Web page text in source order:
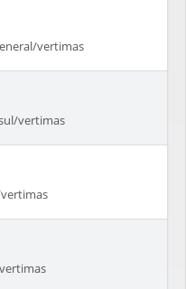
vertimas
vertimas